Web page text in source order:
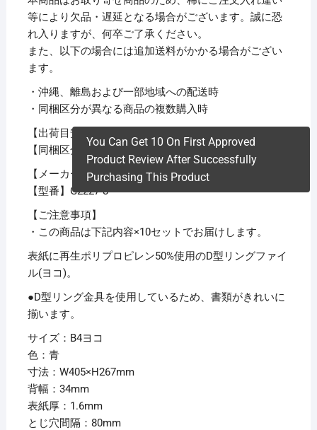
等により欠品・遅延となる場合がございます。誠に恐
れ入りますが、何卒ご了承ください。
また、以下の場合には追加送料がかかる場合がござい
ます。
・沖縄、離島および一部地域への配送時
・同梱区分が異なる商品の複数購入時
【出荷目安】：
【同梱区分】：TS 1
【メーカー名】リヒトラブ
【型番】G2227-8
【ご注意事項】
・この商品は下記内容×10セットでお届けします。
表紙に再生ポリプロピレン50%使用のD型リングファイ
ル(ヨコ)。
●D型リング金具を使用しているため、書類がきれいに
揃います。
サイズ：B4ヨコ
色：青
寸法：W405×H267mm
背幅：34mm
表紙厚：1.6mm
とじ穴間隔：80mm
You Can Get 10 On First Approved
Product Review After Successfully
Purchasing This Product